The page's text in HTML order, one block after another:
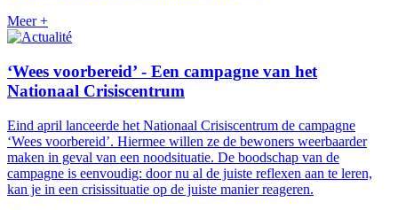
Meer +
‘Wees voorbereid’ - Een campagne van het
Nationaal Crisiscentrum
Eind april lanceerde het Nationaal Crisiscentrum de campagne
‘Wees voorbereid’. Hiermee willen ze de bewoners weerbaarder
maken in geval van een noodsituatie. De boodschap van de
campagne is eenvoudig: door nu al de juiste reflexen aan te leren,
kan je in een crisissituatie op de juiste manier reageren.